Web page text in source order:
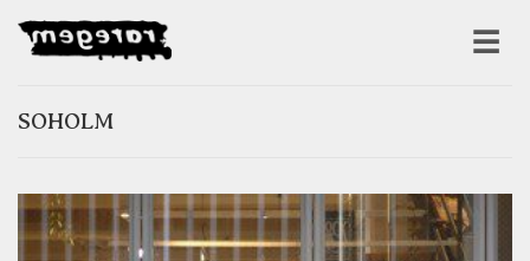
SOHOLM